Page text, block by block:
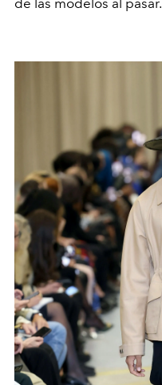
de las modelos al pasar.